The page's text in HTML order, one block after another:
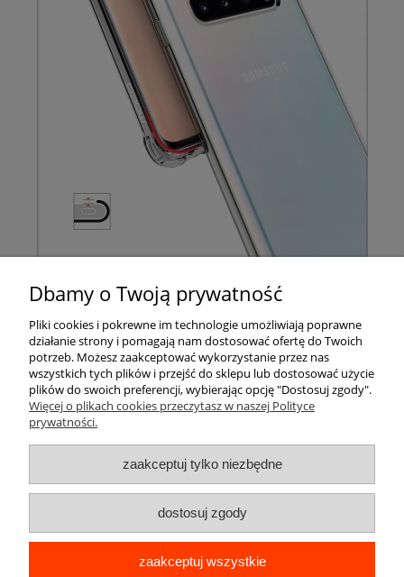
Pomoc
Moje konto
Płatności i dostawa
O nas
Dbamy o Twoją prywatność
Pliki cookies i pokrewne im technologie umożliwiają poprawne
działanie strony i pomagają nam dostosować ofertę do Twoich
potrzeb. Możesz zaakceptować wykorzystanie przez nas
wszystkich tych plików i przejść do sklepu lub dostosować użycie
plików do swoich preferencji, wybierając opcję "Dostosuj zgody".
Więcej o plikach cookies przeczytasz w naszej Polityce
prywatności.
zaakceptuj tylko niezbędne
dostosuj zgody
zaakceptuj wszystkie